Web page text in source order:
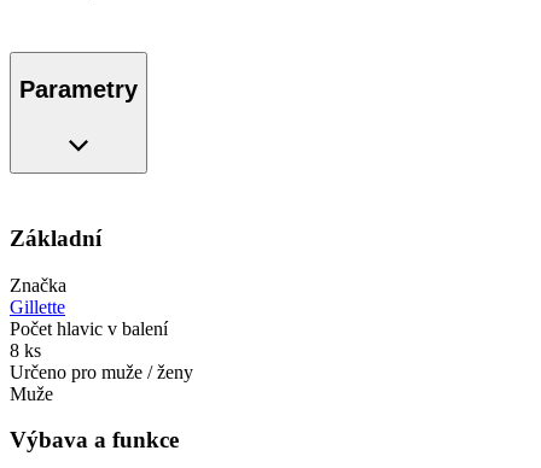
Parametry
Základní
Značka
Gillette
Počet hlavic v balení
8 ks
Určeno pro muže / ženy
Muže
Výbava a funkce